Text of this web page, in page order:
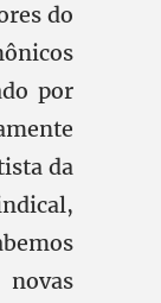
do
por
da